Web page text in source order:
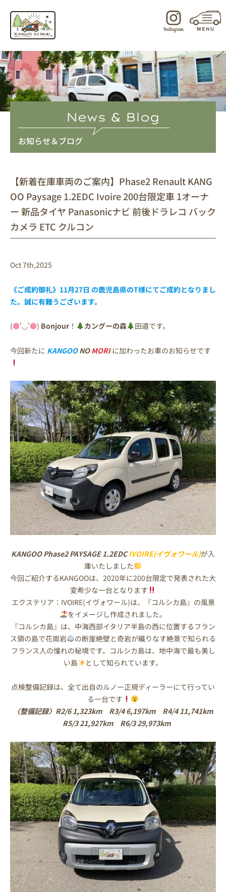
キ
ッ
プ
News & Blog
お知らせ＆ブログ
【新着在庫車両のご案内】Phase2 Renault KANG
OO Paysage 1.2EDC Ivoire 200台限定車 1オーナ
ー 新品タイヤ Panasonicナビ 前後ドラレコ バック
カメラ ETC クルコン
Oct 7th,2025
《ご成約御礼》11月27日 の鹿児島県のT様にてご成約となりまし
た。誠に有難うございます。
(●'◡'●) Bonjour ！ カングーの森 田邉です。
今回新たに KANGOONOMORI に加わったお車のお知らせです
KANGOO Phase2 PAYSAGE 1.2EDCIVOIRE(イヴォワール)が入
庫いたしました
今回ご紹介するKANGOOは、2020年に200台限定で発表された大
変希少な一台となります
エクステリア：IVOIRE(イヴォワール)は、『コルシカ島』の風景
をイメージし作成されました。
『コルシカ島』は、中海西部イタリア半島の西に位置するフラン
ス領の島で花崗岩
の断崖絶壁と奇岩が織りなす絶景で知られる
フランス人の憧れの秘境です。コルシカ島は、地中海で最も美し
い島
として知られています。
点検整備記録は、全て出自のルノー正規ディーラーにて行ってい
る一台です
〈整備記録〉R2/6 1,323km R3/4 6,197km R4/4 11,741km
R5/3 21,927km R6/3 29,973km